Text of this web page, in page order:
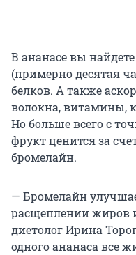
В ананасе вы найдете
(примерно десятая
белков. А также
волокна, витамины,
Но больше всего с
фрукт ценится за
бромелайн.
— Бромелайн
расщеплении жиров
диетолог Ирина
одного ананаса все